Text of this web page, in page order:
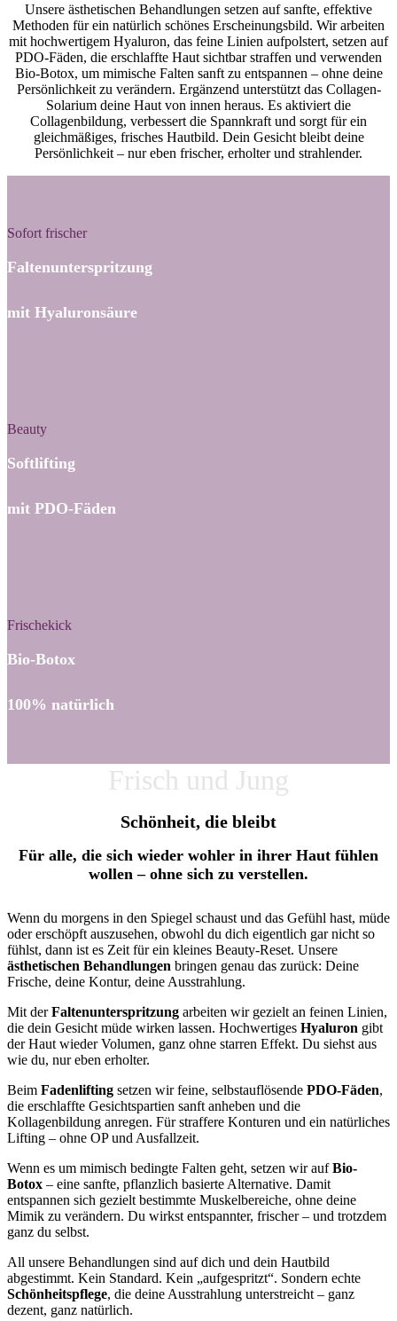
Unsere ästhetischen Behandlungen setzen auf sanfte, effektive
Methoden für ein natürlich schönes Erscheinungsbild. Wir arbeiten
mit hochwertigem Hyaluron, das feine Linien aufpolstert, setzen auf
PDO-Fäden, die erschlaffte Haut sichtbar straffen und verwenden
Bio-Botox, um mimische Falten sanft zu entspannen – ohne deine
Persönlichkeit zu verändern. Ergänzend unterstützt das Collagen-
Solarium deine Haut von innen heraus. Es aktiviert die
Collagenbildung, verbessert die Spannkraft und sorgt für ein
gleichmäßiges, frisches Hautbild. Dein Gesicht bleibt deine
Persönlichkeit – nur eben frischer, erholter und strahlender.
Sofort frischer
Faltenunterspritzung
mit Hyaluronsäure
Beauty
Softlifting
mit PDO-Fäden
Frischekick
Bio-Botox
100% natürlich
Frisch und Jung
Schönheit, die bleibt
Für alle, die sich wieder wohler in ihrer Haut fühlen
wollen – ohne sich zu verstellen.
Wenn du morgens in den Spiegel schaust und das Gefühl hast, müde
oder erschöpft auszusehen, obwohl du dich eigentlich gar nicht so
fühlst, dann ist es Zeit für ein kleines Beauty-Reset. Unsere
ästhetischen Behandlungen bringen genau das zurück: Deine
Frische, deine Kontur, deine Ausstrahlung.
Mit derFaltenunterspritzung arbeiten wir gezielt an feinen Linien,
die dein Gesicht müde wirken lassen. Hochwertiges Hyaluron gibt
der Haut wieder Volumen, ganz ohne starren Effekt. Du siehst aus
wie du, nur eben erholter.
Beim Fadenlifting setzen wir feine, selbstauflösende PDO-Fäden,
die erschlaffte Gesichtspartien sanft anheben und die
Kollagenbildung anregen. Für straffere Konturen und ein natürliches
Lifting – ohne OP und Ausfallzeit.
Wenn es um mimisch bedingte Falten geht, setzen wir aufBio-
Botox – eine sanfte, pflanzlich basierte Alternative. Damit
entspannen sich gezielt bestimmte Muskelbereiche, ohne deine
Mimik zu verändern. Du wirkst entspannter, frischer – und trotzdem
ganz du selbst.
All unsere Behandlungen sind auf dich und dein Hautbild
abgestimmt. Kein Standard. Kein „aufgespritzt“. Sondern echte
Schönheitspflege, die deine Ausstrahlung unterstreicht – ganz
dezent, ganz natürlich.